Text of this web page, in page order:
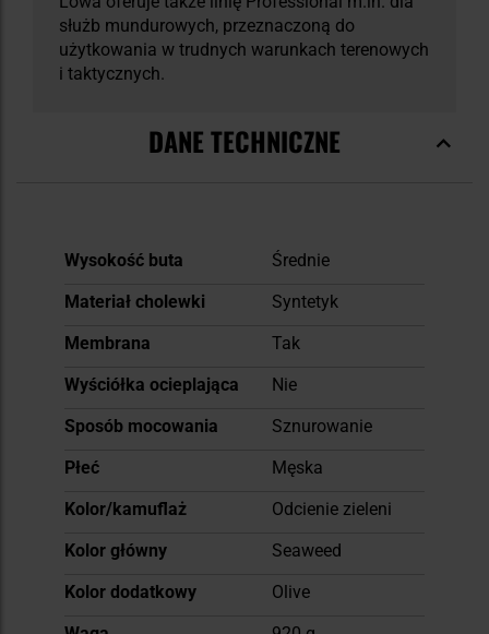
służb mundurowych, przeznaczoną do
użytkowania w trudnych warunkach terenowych
i taktycznych.
DANE TECHNICZNE
Więcej
Wysokość buta
Średnie
Materiał cholewki
Syntetyk
Membrana
Tak
Wyściółka ocieplająca
Nie
Sposób mocowania
Sznurowanie
Płeć
Męska
Kolor/kamuflaż
Odcienie zieleni
Kolor główny
Seaweed
Kolor dodatkowy
Olive